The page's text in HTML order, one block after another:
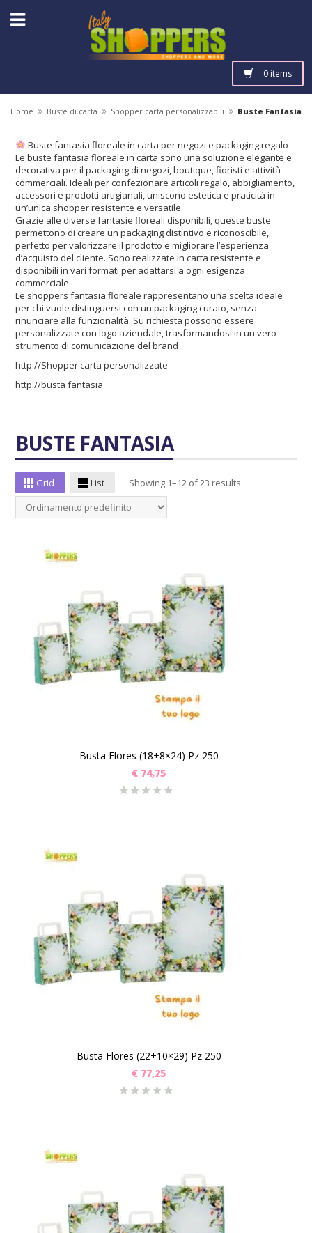
0 items
Home » Buste di carta » Shopper carta personalizzabili » Buste Fantasia
Buste fantasia floreale in carta per negozi e packaging regalo
Le buste fantasia floreale in carta sono una soluzione elegante e
decorativa per il packaging di negozi, boutique, fioristi e attività
commerciali. Ideali per confezionare articoli regalo, abbigliamento,
accessori e prodotti artigianali, uniscono estetica e praticità in
un’unica shopper resistente e versatile.
Grazie alle diverse fantasie floreali disponibili, queste buste
permettono di creare un packaging distintivo e riconoscibile,
perfetto per valorizzare il prodotto e migliorare l’esperienza
d’acquisto del cliente. Sono realizzate in carta resistente e
disponibili in vari formati per adattarsi a ogni esigenza
commerciale.
Le shoppers fantasia floreale rappresentano una scelta ideale
per chi vuole distinguersi con un packaging curato, senza
rinunciare alla funzionalità. Su richiesta possono essere
personalizzate con logo aziendale, trasformandosi in un vero
strumento di comunicazione del brand
http://Shopper carta personalizzate
http://busta fantasia
BUSTE FANTASIA
Grid List Showing 1–12 of 23 results
Busta Flores (18+8×24) Pz 250
€ 74,75
Busta Flores (22+10×29) Pz 250
€ 77,25